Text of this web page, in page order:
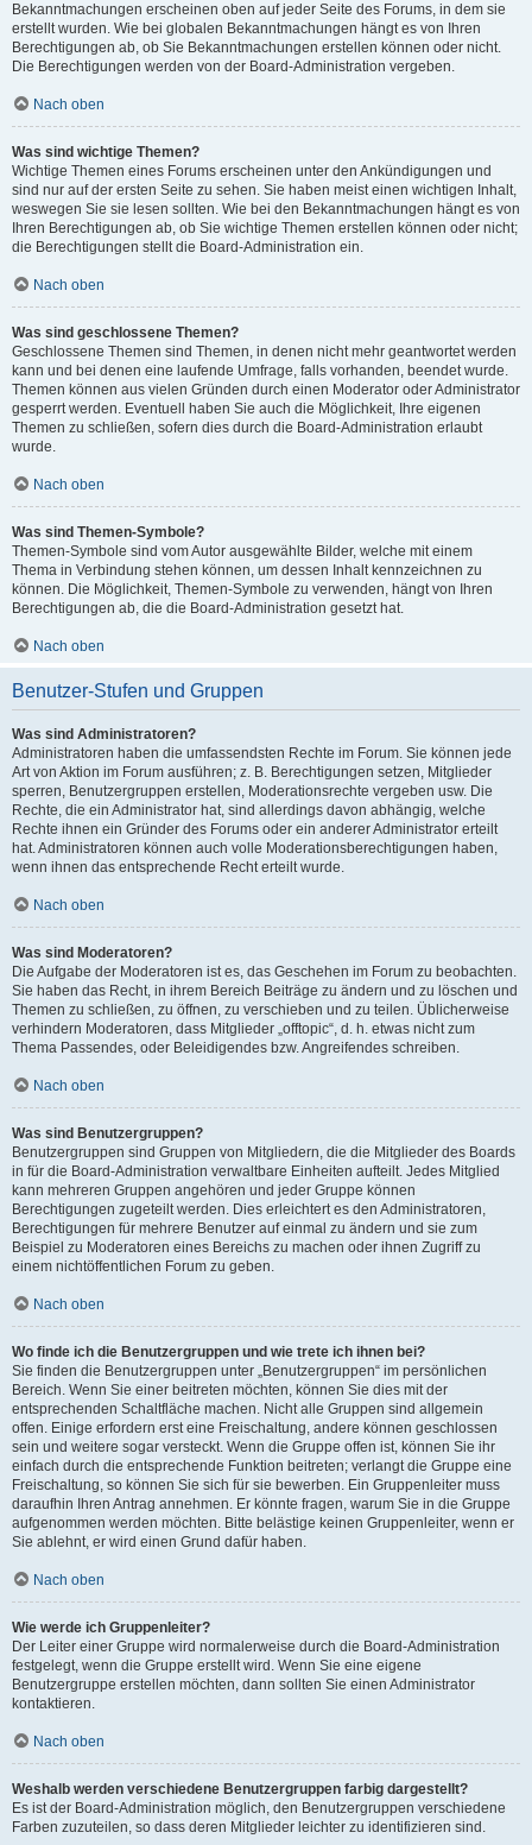
Bekanntmachungen erscheinen oben auf jeder Seite des Forums, in dem sie
erstellt wurden. Wie bei globalen Bekanntmachungen hängt es von Ihren
Berechtigungen ab, ob Sie Bekanntmachungen erstellen können oder nicht.
Die Berechtigungen werden von der Board-Administration vergeben.
Nach oben
Was sind wichtige Themen?
Wichtige Themen eines Forums erscheinen unter den Ankündigungen und
sind nur auf der ersten Seite zu sehen. Sie haben meist einen wichtigen Inhalt,
weswegen Sie sie lesen sollten. Wie bei den Bekanntmachungen hängt es von
Ihren Berechtigungen ab, ob Sie wichtige Themen erstellen können oder nicht;
die Berechtigungen stellt die Board-Administration ein.
Nach oben
Was sind geschlossene Themen?
Geschlossene Themen sind Themen, in denen nicht mehr geantwortet werden
kann und bei denen eine laufende Umfrage, falls vorhanden, beendet wurde.
Themen können aus vielen Gründen durch einen Moderator oder Administrator
gesperrt werden. Eventuell haben Sie auch die Möglichkeit, Ihre eigenen
Themen zu schließen, sofern dies durch die Board-Administration erlaubt
wurde.
Nach oben
Was sind Themen-Symbole?
Themen-Symbole sind vom Autor ausgewählte Bilder, welche mit einem
Thema in Verbindung stehen können, um dessen Inhalt kennzeichnen zu
können. Die Möglichkeit, Themen-Symbole zu verwenden, hängt von Ihren
Berechtigungen ab, die die Board-Administration gesetzt hat.
Nach oben
Benutzer-Stufen und Gruppen
Was sind Administratoren?
Administratoren haben die umfassendsten Rechte im Forum. Sie können jede
Art von Aktion im Forum ausführen; z. B. Berechtigungen setzen, Mitglieder
sperren, Benutzergruppen erstellen, Moderationsrechte vergeben usw. Die
Rechte, die ein Administrator hat, sind allerdings davon abhängig, welche
Rechte ihnen ein Gründer des Forums oder ein anderer Administrator erteilt
hat. Administratoren können auch volle Moderationsberechtigungen haben,
wenn ihnen das entsprechende Recht erteilt wurde.
Nach oben
Was sind Moderatoren?
Die Aufgabe der Moderatoren ist es, das Geschehen im Forum zu beobachten.
Sie haben das Recht, in ihrem Bereich Beiträge zu ändern und zu löschen und
Themen zu schließen, zu öffnen, zu verschieben und zu teilen. Üblicherweise
verhindern Moderatoren, dass Mitglieder „offtopic“, d. h. etwas nicht zum
Thema Passendes, oder Beleidigendes bzw. Angreifendes schreiben.
Nach oben
Was sind Benutzergruppen?
Benutzergruppen sind Gruppen von Mitgliedern, die die Mitglieder des Boards
in für die Board-Administration verwaltbare Einheiten aufteilt. Jedes Mitglied
kann mehreren Gruppen angehören und jeder Gruppe können
Berechtigungen zugeteilt werden. Dies erleichtert es den Administratoren,
Berechtigungen für mehrere Benutzer auf einmal zu ändern und sie zum
Beispiel zu Moderatoren eines Bereichs zu machen oder ihnen Zugriff zu
einem nichtöffentlichen Forum zu geben.
Nach oben
Wo finde ich die Benutzergruppen und wie trete ich ihnen bei?
Sie finden die Benutzergruppen unter „Benutzergruppen“ im persönlichen
Bereich. Wenn Sie einer beitreten möchten, können Sie dies mit der
entsprechenden Schaltfläche machen. Nicht alle Gruppen sind allgemein
offen. Einige erfordern erst eine Freischaltung, andere können geschlossen
sein und weitere sogar versteckt. Wenn die Gruppe offen ist, können Sie ihr
einfach durch die entsprechende Funktion beitreten; verlangt die Gruppe eine
Freischaltung, so können Sie sich für sie bewerben. Ein Gruppenleiter muss
daraufhin Ihren Antrag annehmen. Er könnte fragen, warum Sie in die Gruppe
aufgenommen werden möchten. Bitte belästige keinen Gruppenleiter, wenn er
Sie ablehnt, er wird einen Grund dafür haben.
Nach oben
Wie werde ich Gruppenleiter?
Der Leiter einer Gruppe wird normalerweise durch die Board-Administration
festgelegt, wenn die Gruppe erstellt wird. Wenn Sie eine eigene
Benutzergruppe erstellen möchten, dann sollten Sie einen Administrator
kontaktieren.
Nach oben
Weshalb werden verschiedene Benutzergruppen farbig dargestellt?
Es ist der Board-Administration möglich, den Benutzergruppen verschiedene
Farben zuzuteilen, so dass deren Mitglieder leichter zu identifizieren sind.